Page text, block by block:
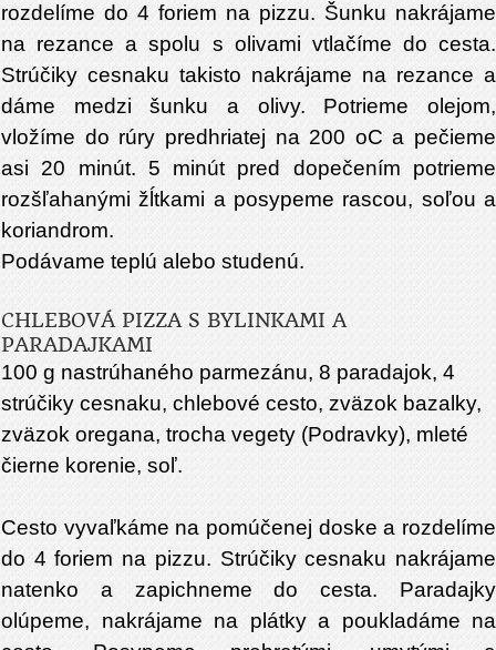
rozdelíme do 4 foriem na pizzu. Šunku nakrájame
na rezance a spolu s olivami vtlačíme do cesta.
Strúčiky cesnaku takisto nakrájame na rezance a
dáme medzi šunku a olivy. Potrieme olejom,
vložíme do rúry predhriatej na 200 oC a pečieme
asi 20 minút. 5 minút pred dopečením potrieme
rozšľahanými žĺtkami a posypeme rascou, soľou a
koriandrom.
Podávame teplú alebo studenú.
CHLEBOVÁ PIZZA S BYLINKAMI A
PARADAJKAMI
100 g nastrúhaného parmezánu, 8 paradajok, 4
strúčiky cesnaku, chlebové cesto, zväzok bazalky,
zväzok oregana, trocha vegety (Podravky), mleté
čierne korenie, soľ.
Cesto vyvaľkáme na pomúčenej doske a rozdelíme
do 4 foriem na pizzu. Strúčiky cesnaku nakrájame
natenko a zapichneme do cesta. Paradajky
olúpeme, nakrájame na plátky a poukladáme na